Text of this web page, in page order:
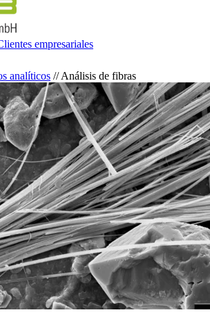
empresariales
analíticos //Análisis de fibras